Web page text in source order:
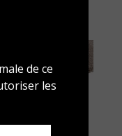
de ce
les